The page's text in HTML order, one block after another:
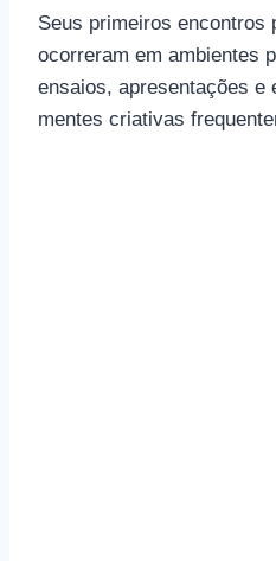
Seus primeiros encontros
ocorreram em ambientes
ensaios, apresentações e
mentes criativas